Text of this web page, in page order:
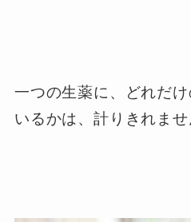
一つの生薬に、どれだ
いるかは、計りきれませ